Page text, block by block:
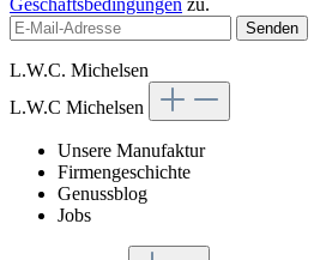
Geschäftsbedingungen zu.
Senden
L.W.C. Michelsen
L.W.C Michelsen
Unsere Manufaktur
Firmengeschichte
Genussblog
Jobs